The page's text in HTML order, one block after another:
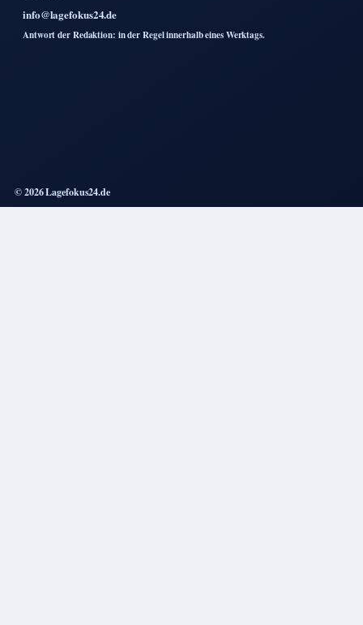
info@lagefokus24.de
Antwort der Redaktion: in der Regel innerhalb eines Werktags.
© 2026 Lagefokus24.de